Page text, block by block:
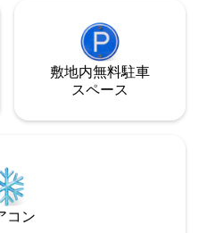
ます 3.お
べてのお
ために、毎
りませ
きます。
せいただ
屋の写真
お客様に
快適さを
豊富なファッショ
おり、便利な生活
得な価格、柔軟な
客様に最適な価格
日の清掃サービス
料金の値上げを避
敷地内無料駐⁠車
ス⁠ペ⁠ー⁠ス
コン